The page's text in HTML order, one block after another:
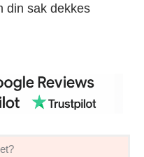
din sak dekkes